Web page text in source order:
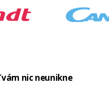
nic neunikne